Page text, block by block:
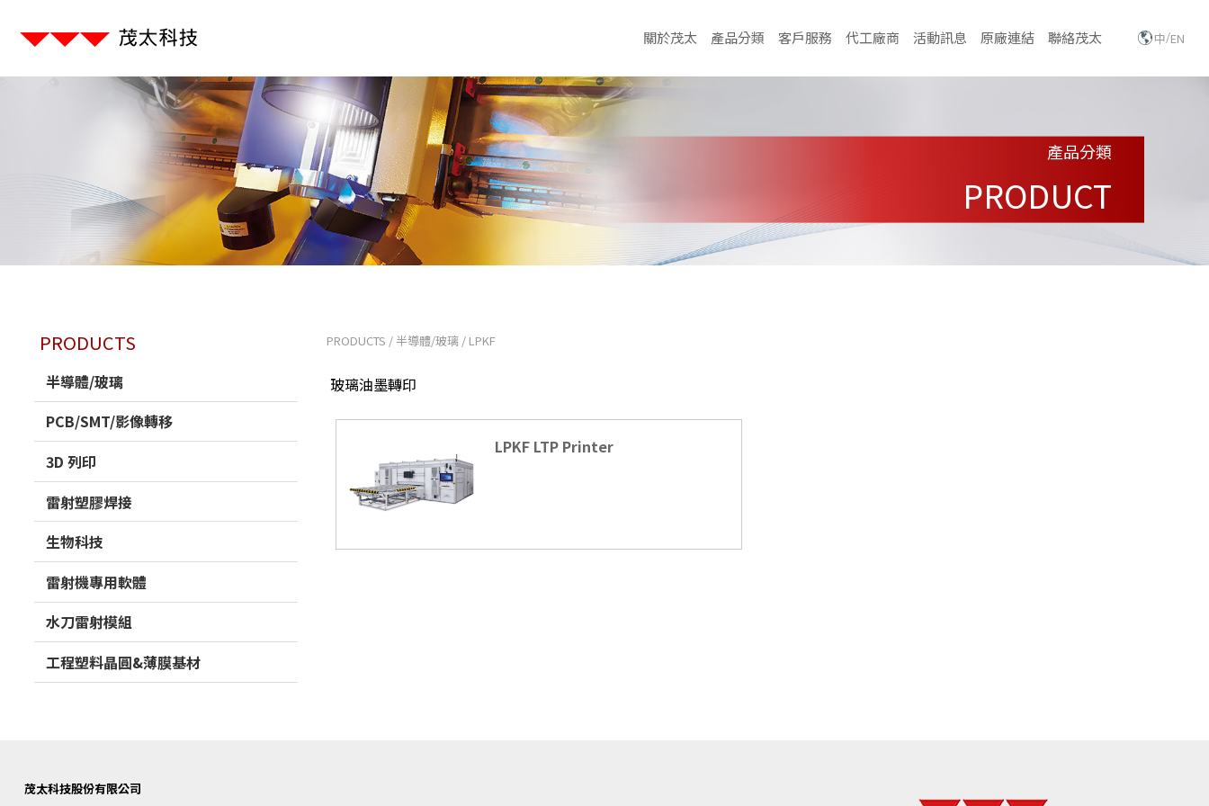
關於茂太 產品分類 客戶服務 代工廠商 活動訊息 原廠連結 聯絡茂太 中/EN
產品分類
PRODUCT
PRODUCTS
半導體/玻璃
PCB/SMT/影像轉移
3D 列印
雷射塑膠焊接
生物科技
雷射機專用軟體
水刀雷射模組
工程塑料晶圓&薄膜基材
PRODUCTS /半導體/玻璃 / LPKF
玻璃油墨轉印
LPKF LTP Printer
茂太科技股份有限公司